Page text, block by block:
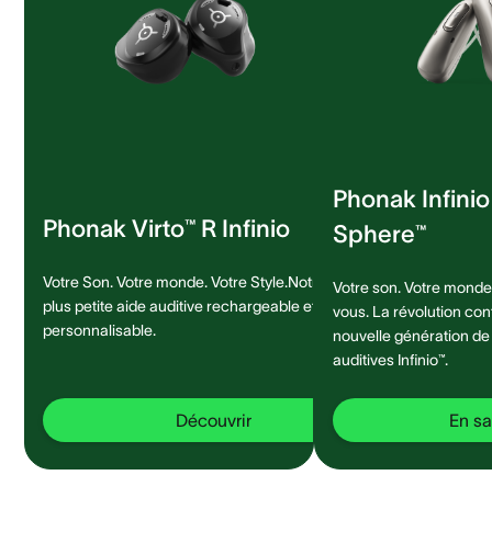
Phonak Virto™ R Infinio
Votre Son. Votre monde. Votre Style.Notre
plus petite aide auditive rechargeable et
personnalisable.
Découvrir
Phonak Infinio
Sphere™
Votre son. Votre
vous. La révolution
nouvelle génération
auditives Infinio™.
En